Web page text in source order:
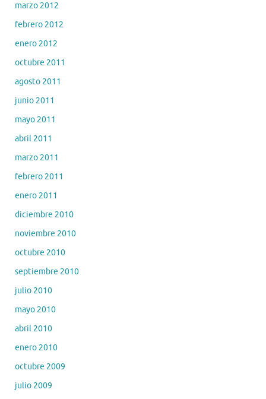
marzo 2012
febrero 2012
enero 2012
octubre 2011
agosto 2011
junio 2011
mayo 2011
abril 2011
marzo 2011
febrero 2011
enero 2011
diciembre 2010
noviembre 2010
octubre 2010
septiembre 2010
julio 2010
mayo 2010
abril 2010
enero 2010
octubre 2009
julio 2009